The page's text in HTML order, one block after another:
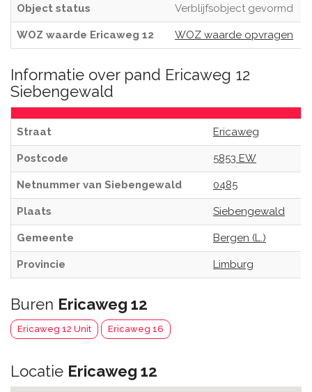
Object status Verblijfsobject gevormd
WOZ waarde Ericaweg 12 WOZ waarde opvragen
Informatie over pand Ericaweg 12
Siebengewald
Straat Ericaweg
Postcode 5853 EW
Netnummer van Siebengewald 0485
Plaats Siebengewald
Gemeente Bergen (L.)
Provincie Limburg
Buren Ericaweg 12
Ericaweg 12 Unit Ericaweg 16
Locatie Ericaweg 12